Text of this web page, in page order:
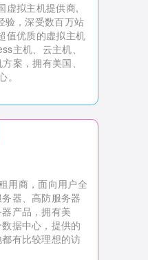
虚拟主机提供商,
验，深受数百万站
值优质的虚拟主机
主机、云主机、
案，拥有美国、
用商，面向用户全
器、高防服务器
产品，拥有美
据中心，提供的
有比较理想的访